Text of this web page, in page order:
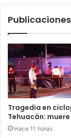
Tragedia en
Tehuacán:
Hace 11 horas